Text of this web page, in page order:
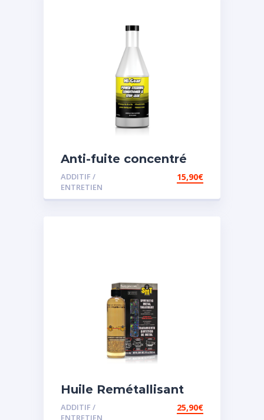
Anti-fuite concentré
pour direction
assistée
ADDITIF /
ENTRETIEN
15,90€
Huile Remétallisant
Moteur SMT2
ADDITIF /
ENTRETIEN
25,90€